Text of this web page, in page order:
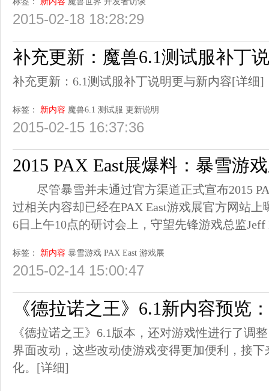
2015-02-18 18:28:29
补充更新：魔兽6.1测试服补丁
补充更新：6.1测试服补丁说明更与新内容[详细]
标签： 新内容 魔兽6.1 测试服 更新说明
2015-02-15 16:37:36
2015 PAX East展爆料：暴雪游
尽管暴雪并未通过官方渠道正式宣布2015
过相关内容却已经在PAX East游戏展官方网站
6日上午10点的研讨会上，守望先锋游戏总监Jeff
标签： 新内容 暴雪游戏 PAX East 游戏展
2015-02-14 15:00:47
《德拉诺之王》6.1新内容预览
《德拉诺之王》6.1版本，还对游戏性进行了调
界面改动，这些改动使游戏变得更加便利，接
化。 [详细]